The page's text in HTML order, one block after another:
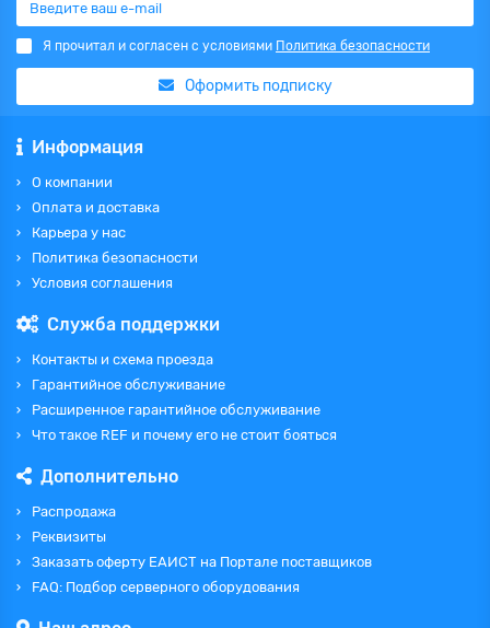
Я прочитал и согласен с условиями Политика безопасности
Оформить подписку
Информация
О компании
Оплата и доставка
Карьера у нас
Политика безопасности
Условия соглашения
Служба поддержки
Контакты и схема проезда
Гарантийное обслуживание
Расширенное гарантийное обслуживание
Что такое REF и почему его не стоит бояться
Дополнительно
Распродажа
Реквизиты
Заказать оферту ЕАИСТ на Портале поставщиков
FAQ: Подбор серверного оборудования